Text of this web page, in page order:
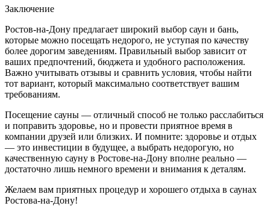
Заключение
Ростов-на-Дону предлагает широкий выбор саун и бань,
которые можно посещать недорого, не уступая по качеству
более дорогим заведениям. Правильный выбор зависит от
ваших предпочтений, бюджета и удобного расположения.
Важно учитывать отзывы и сравнить условия, чтобы найти
тот вариант, который максимально соответствует вашим
требованиям.
Посещение сауны — отличный способ не только расслабиться
и поправить здоровье, но и провести приятное время в
компании друзей или близких. И помните: здоровье и отдых
— это инвестиции в будущее, а выбрать недорогую, но
качественную сауну в Ростове-на-Дону вполне реально —
достаточно лишь немного времени и внимания к деталям.
Желаем вам приятных процедур и хорошего отдыха в саунах
Ростова-на-Дону!